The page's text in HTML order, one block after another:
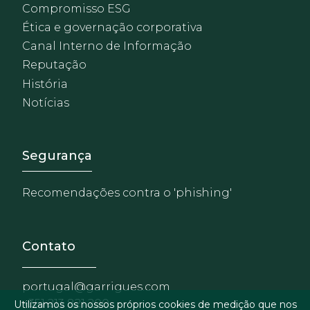
Compromisso ESG
Ética e governação corporativa
Canal Interno de Informação
Reputação
História
Notícias
Footer - Extranet y
Segurança
Recomendações contra o 'phishing'
Contato
portugal@garrigues.com
+351 213 821 200
Utilizamos os nossos próprios cookies de medição que nos